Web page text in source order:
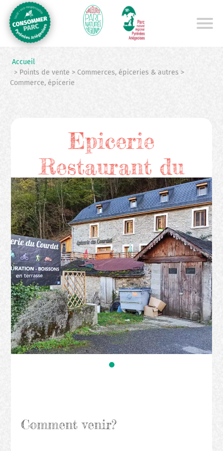
contenu
principal
Accueil
> Points de vente > Commerces, épiceries & autres >
Commerce, épicerie
Comment venir?
Epicerie
Restaurant du
Courdet Ariège